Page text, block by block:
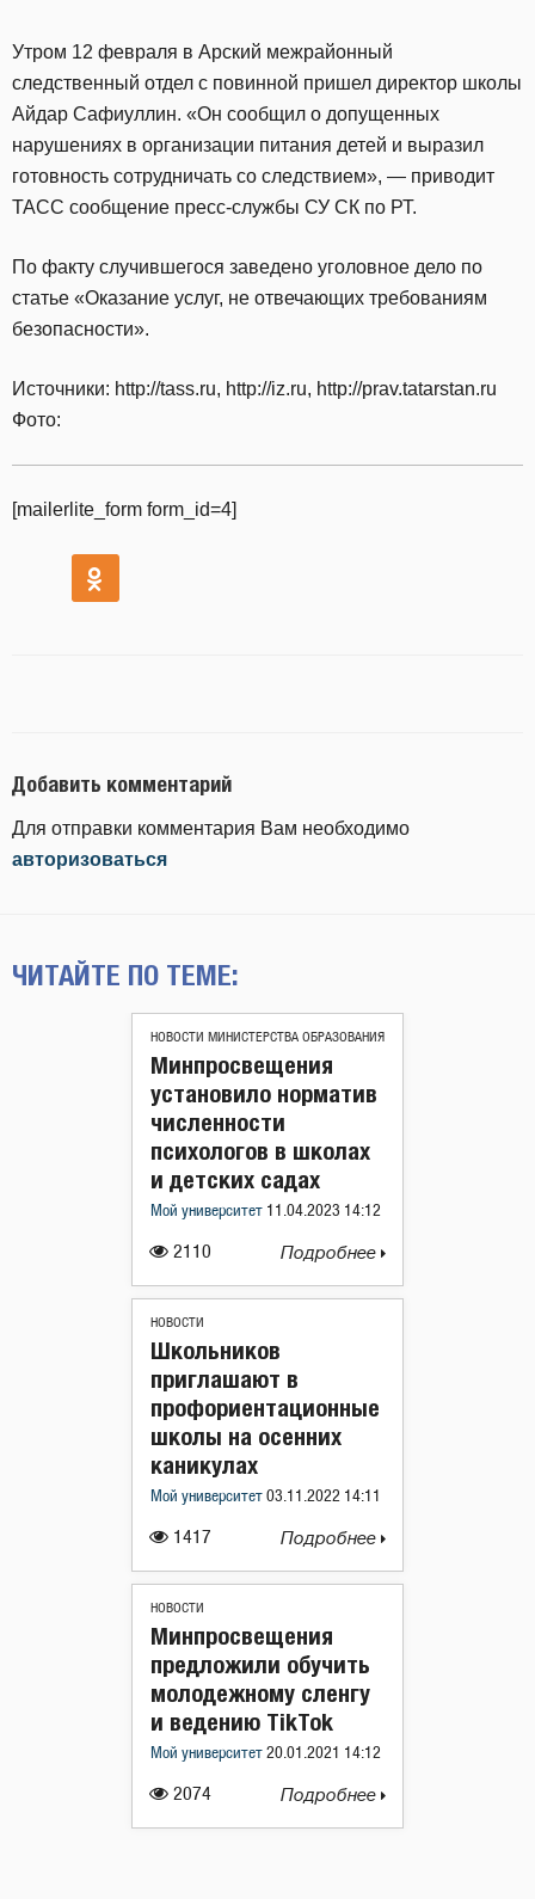
Утром 12 февраля в Арский межрайонный
следственный отдел с повинной пришел директор школы
Айдар Сафиуллин. «Он сообщил о допущенных
нарушениях в организации питания детей и выразил
готовность сотрудничать со следствием», — приводит
ТАСС сообщение пресс-службы СУ СК по РТ.
По факту случившегося заведено уголовное дело по
статье «Оказание услуг, не отвечающих требованиям
безопасности».
Источники: http://tass.ru, http://iz.ru, http://prav.tatarstan.ru
Фото:
[mailerlite_form form_id=4]
Добавить комментарий
Для отправки комментария Вам необходимо
авторизоваться
ЧИТАЙТЕ ПО ТЕМЕ:
НОВОСТИ МИНИСТЕРСТВА ОБРАЗОВАНИЯ
2110
Минпросвещения
установило норматив
численности
психологов в школах
и детских садах
Мой университет 11.04.2023 14:12
Подробнее
НОВОСТИ
1417
Школьников
приглашают в
профориентационные
школы на осенних
каникулах
Мой университет 03.11.2022 14:11
Подробнее
НОВОСТИ
2074
Минпросвещения
предложили обучить
молодежному сленгу
и ведению TikTok
Мой университет 20.01.2021 14:12
Подробнее